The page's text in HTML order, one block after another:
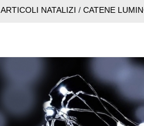
ARTICOLI NATALIZI / CATENE